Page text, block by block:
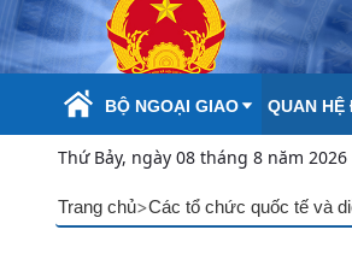
Skip to Main Content
BỘ NGOẠI GIAO QUAN HỆ
Thứ Bảy, ngày 08 tháng 8 năm 2026
Trang chủ>Các tổ chức quốc tế và